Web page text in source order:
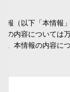
報（以下「本情
の内容について
。本情報の内容